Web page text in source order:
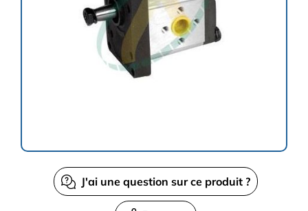
J'ai une question sur ce produit ?